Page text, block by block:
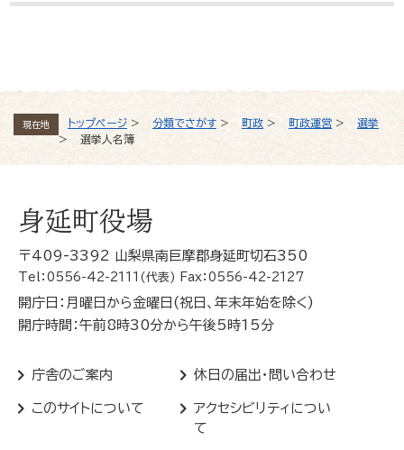
現在地 トップページ > 分類でさがす > 町政 > 町政運営 >
選挙
>
選挙人名簿
身延町役場
〒409-3392 山梨県南巨摩郡身延町切石350
Tel：0556-42-2111(代表) Fax：0556-42-2127
開庁日：月曜日から金曜日(祝日、年末年始を除く)
開庁時間：午前8時30分から午後5時15分
庁舎のご案内 休日の届出・問い合わせ
このサイトについて
アクセシビリティについ
て